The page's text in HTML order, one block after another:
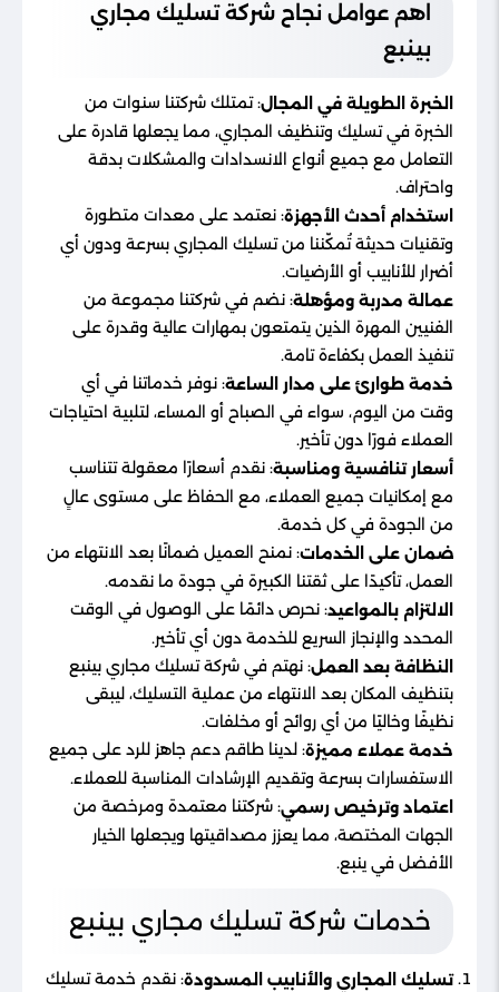
اهم عوامل نجاح شركة تسليك مجاري
بينبع
الخبرة الطويلة في المجال: تمتلك شركتنا سنوات من
الخبرة في تسليك وتنظيف المجاري، مما يجعلها قادرة على
التعامل مع جميع أنواع الانسدادات والمشكلات بدقة
واحتراف.
استخدام أحدث الأجهزة: نعتمد على معدات متطورة
وتقنيات حديثة تُمكّننا من تسليك المجاري بسرعة ودون أي
أضرار للأنابيب أو الأرضيات.
عمالة مدربة ومؤهلة: نضم في شركتنا مجموعة من
الفنيين المهرة الذين يتمتعون بمهارات عالية وقدرة على
تنفيذ العمل بكفاءة تامة.
خدمة طوارئ على مدار الساعة: نوفر خدماتنا في أي
وقت من اليوم، سواء في الصباح أو المساء، لتلبية احتياجات
العملاء فورًا دون تأخير.
أسعار تنافسية ومناسبة: نقدم أسعارًا معقولة تتناسب
مع إمكانيات جميع العملاء، مع الحفاظ على مستوى عالٍ
من الجودة في كل خدمة.
ضمان على الخدمات: نمنح العميل ضمانًا بعد الانتهاء من
العمل، تأكيدًا على ثقتنا الكبيرة في جودة ما نقدمه.
الالتزام بالمواعيد: نحرص دائمًا على الوصول في الوقت
المحدد والإنجاز السريع للخدمة دون أي تأخير.
النظافة بعد العمل: نهتم في شركة تسليك مجاري بينبع
بتنظيف المكان بعد الانتهاء من عملية التسليك، ليبقى
نظيفًا وخاليًا من أي روائح أو مخلفات.
خدمة عملاء مميزة: لدينا طاقم دعم جاهز للرد على جميع
الاستفسارات بسرعة وتقديم الإرشادات المناسبة للعملاء.
اعتماد وترخيص رسمي: شركتنا معتمدة ومرخصة من
الجهات المختصة، مما يعزز مصداقيتها ويجعلها الخيار
الأفضل في ينبع.
خدمات شركة تسليك مجاري بينبع
تسليك المجاري والأنابيب المسدودة: نقدم خدمة تسليك